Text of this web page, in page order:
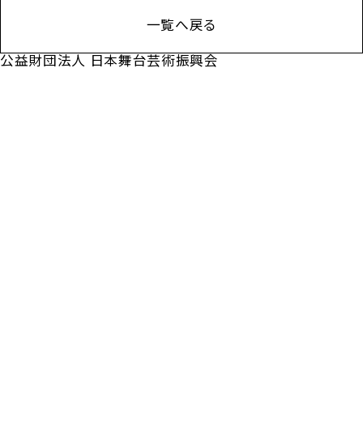
一覧へ戻る
公益財団法人 日本舞台芸術振興会